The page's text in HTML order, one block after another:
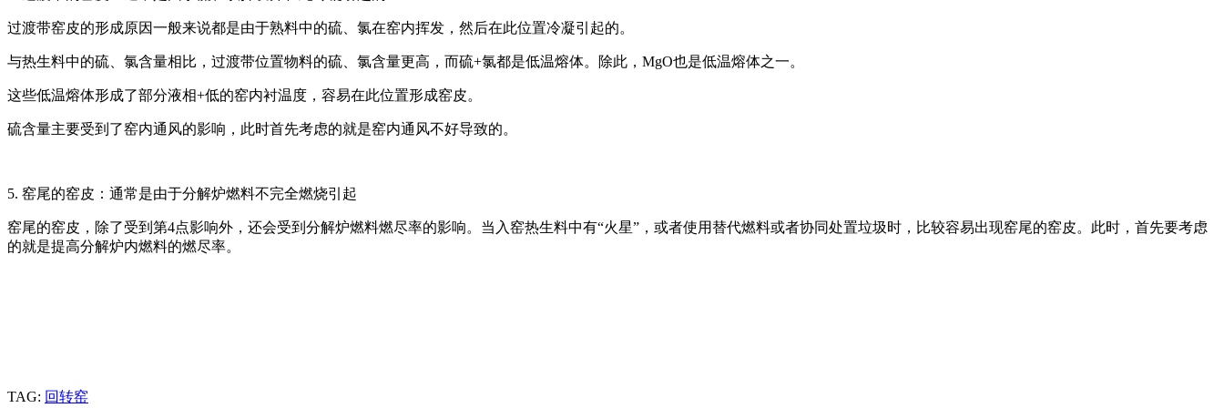
过渡带窑皮的形成原因一般来说都是由于熟料中的硫、氯在窑内挥发，然后在此位置冷凝引起的。
与热生料中的硫、氯含量相比，过渡带位置物料的硫、氯含量更高，而硫+氯都是低温熔体。除此，MgO也是低温熔体之一。
这些低温熔体形成了部分液相+低的窑内衬温度，容易在此位置形成窑皮。
硫含量主要受到了窑内通风的影响，此时首先考虑的就是窑内通风不好导致的。
5. 窑尾的窑皮：通常是由于分解炉燃料不完全燃烧引起
窑尾的窑皮，除了受到第4点影响外，还会受到分解炉燃料燃尽率的影响。当入窑热生料中有“火星”，或者使用替代燃料或者协同处置垃圾时，比较容易出现窑尾的窑皮。此时，首先要考虑
的就是提高分解炉内燃料的燃尽率。
TAG: 回转窑